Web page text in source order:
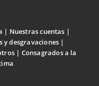
Nuestras cuentas
y desgravaciones
Consagrados a la